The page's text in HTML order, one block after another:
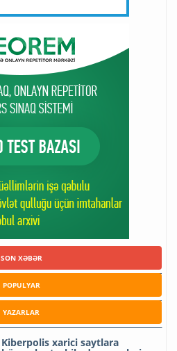
SON XƏBƏR
POPULYAR
YAZARLAR
Kiberpolis xarici saytlara